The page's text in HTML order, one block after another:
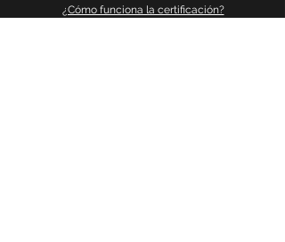
¿Cómo funciona la certificación?